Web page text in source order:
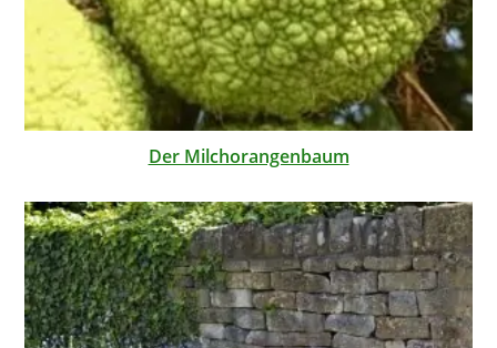
Der Milchorangenbaum